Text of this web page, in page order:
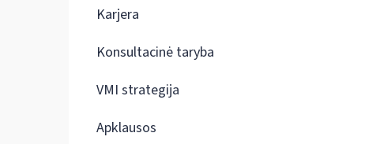
Karjera
Konsultacinė taryba
VMI strategija
Apklausos